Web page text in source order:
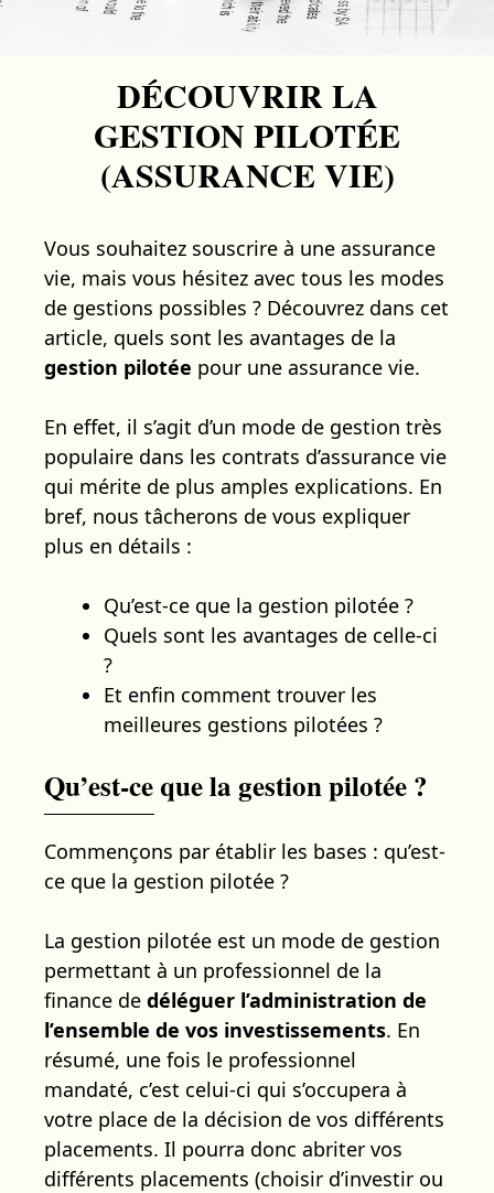
DÉCOUVRIR LA
GESTION PILOTÉE
(ASSURANCE VIE)
Vous souhaitez souscrire à une assurance
vie, mais vous hésitez avec tous les modes
de gestions possibles ? Découvrez dans cet
article, quels sont les avantages de la
gestion pilotée pour une assurance vie.
En effet, il s’agit d’un mode de gestion très
populaire dans les contrats d’assurance vie
qui mérite de plus amples explications. En
bref, nous tâcherons de vous expliquer
plus en détails :
Qu’est-ce que la gestion pilotée ?
Quels sont les avantages de celle-ci
?
Et enfin comment trouver les
meilleures gestions pilotées ?
Qu’est-ce que la gestion pilotée ?
Commençons par établir les bases : qu’est-
ce que la gestion pilotée ?
La gestion pilotée est un mode de gestion
permettant à un professionnel de la
finance de déléguer l’administration de
l’ensemble de vos investissements. En
résumé, une fois le professionnel
mandaté, c’est celui-ci qui s’occupera à
votre place de la décision de vos différents
placements. Il pourra donc abriter vos
différents placements (choisir d’investir ou